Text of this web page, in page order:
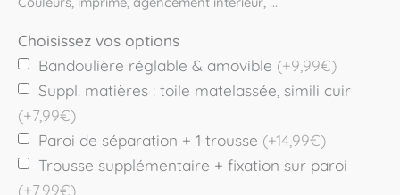
Choisissez vos options
Bandoulière réglable & amovible (+9,99€)
Suppl. matières : toile matelassée, simili cuir
(+7,99€)
Paroi de séparation + 1 trousse (+14,99€)
Trousse supplémentaire + fixation sur paroi
(+7,99€)